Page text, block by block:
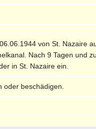
06.06.1944 von St. Nazaire
Nach 9 Tagen und
in St. Nazaire ein.
beschädigen.